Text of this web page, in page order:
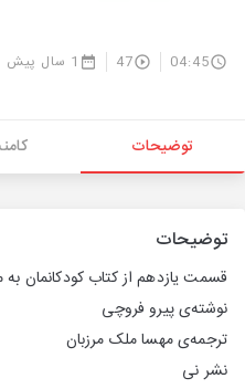
04:45
47 1 سال پیش
توضیحات
توضیحات
قسمت یازدهم از کتاب کودکانمان به
نوشته‌ی پیرو فروچی
ترجمه‌ی مهسا ملک مرزبان
نشر نی